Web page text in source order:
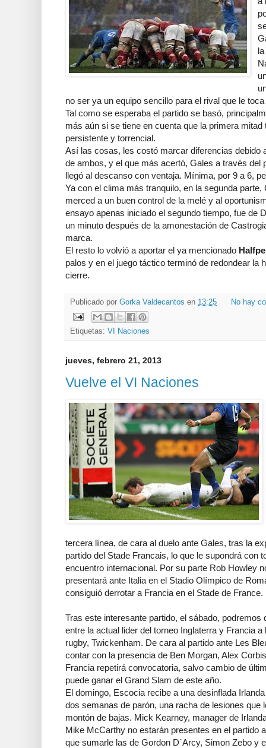
no ser ya un equipo sencillo para el rival que le
Tal como se esperaba el partido se basó,
más aún si se tiene en cuenta que la primera mitad
persistente y torrencial.
Así las cosas, les costó marcar diferencias debido
de ambos, y el que más acertó, Gales a través del
llegó al descanso con ventaja. Mínima, por 9 a 6,
Ya con el clima más tranquilo, en la segunda
merced a un buen control de la melé y al
ensayo apenas iniciado el segundo tiempo, fue de
un minuto después de la amonestación de
marca.
El resto lo volvió a aportar el ya mencionado
palos y en el juego táctico terminó de redondear la
cierre.
Publicado por Gorka Valdecantos en 13:25 No hay
Etiquetas: VI Naciones
jueves, febrero 21, 2013
Vuelve el VI Naciones
tercera línea, de cara al duelo ante Gales, tras la
partido del Stade Francais, lo que le supondrá con
encuentro internacional. Por su parte Rob Howley
presentará ante Italia en el Stadio Olímpico de
consiguió derrotar a Francia en el Stade de France.
Tras este interesante partido, el sábado, podremos
entre la actual lider del torneo Inglaterra y Francia
rugby, Twickenham. De cara al partido ante Les
contar con la presencia de Ben Morgan, Alex
Francia repetirá convocatoria, salvo cambio de
puede ganar el Grand Slam de este año.
El domingo, Escocia recibe a una desinflada
dos semanas de parón, una racha de lesiones que
montón de bajas. Mick Kearney, manager de
Mike McCarthy no estarán presentes en el partido
que sumarle las de Gordon D´Arcy, Simon Zebo y